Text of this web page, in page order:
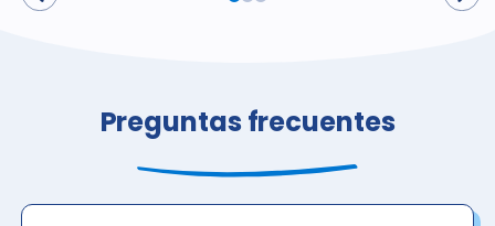
Preguntas frecuentes